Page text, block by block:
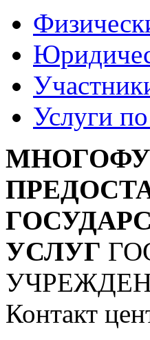
Услуги
УСЛУГ
Контакт